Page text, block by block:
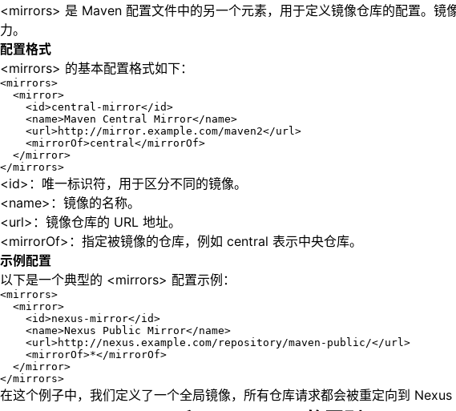
<mirrors> 是 Maven 配置文件中的另一个元素，用于定义镜像仓库的配置。镜
力。
配置格式
<mirrors> 的基本配置格式如下：
<mirrors>
<mirror>
<id>central-mirror</id>
<name>Maven Central Mirror</name>
<url>http://mirror.example.com/maven2</url>
<mirrorOf>central</mirrorOf>
</mirror>
</mirrors>
<id>：唯一标识符，用于区分不同的镜像。
<name>：镜像的名称。
<url>：镜像仓库的 URL 地址。
<mirrorOf>：指定被镜像的仓库，例如 central 表示中央仓库。
示例配置
以下是一个典型的 <mirrors> 配置示例：
<mirrors>
<mirror>
<id>nexus-mirror</id>
<name>Nexus Public Mirror</name>
<url>http://nexus.example.com/repository/maven-public/</url>
<mirrorOf>*</mirrorOf>
</mirror>
</mirrors>
在这个例子中，我们定义了一个全局镜像，所有仓库请求都会被重定向到 Nexus